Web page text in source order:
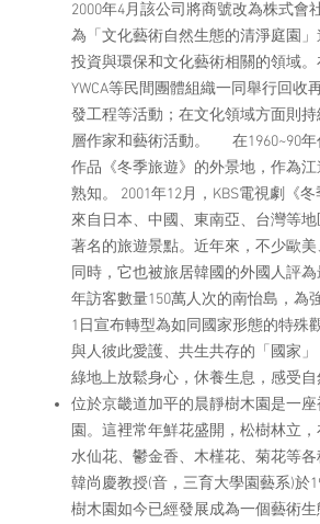
2000年4月該公司將商號改為株式
為「文化藝術自然生態的清淨庭園
投資與環保和文化藝術相關的領域
YWCA等民間團體組織一同舉行回
發工程等活動；在文化領域方面則持
層作家和藝術活動。 在1960~90年
作品《冬季旅遊》的外景地，作為
熟知。 2001年12月，KBS電視劇《
來自日本、中國、東南亞、台灣等
著名的旅遊景點。近年來，不少歐
同時，它也被旅居韓國的外國人
年訪客數量150萬人次的南怡島，為
1日宣布轉型為如同國家形態的特殊
與人彼此愛護、共生共存的「國家
綠地上放鬆身心，休養生息，感受自
位於京畿道加平的晨靜樹木園是一
園。這裡常年鮮花盛開，松樹林立
水仙花、鬱金香、木槿花、菊花等
韓尚慶教授(音，三育大學園藝系)於
樹木園如今已經發展成為一個藝術